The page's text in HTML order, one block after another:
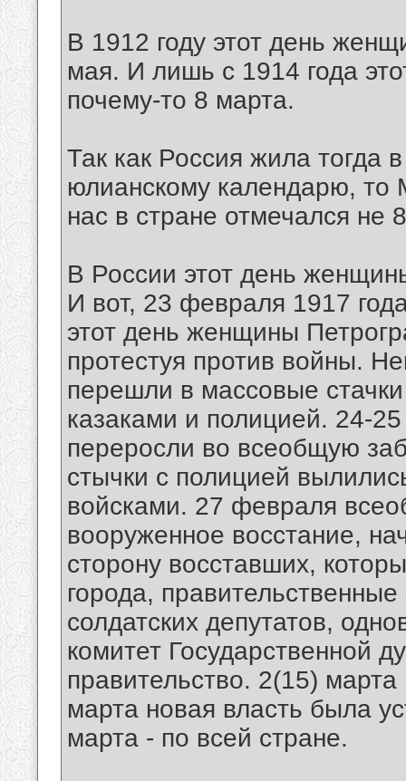
В 1912 году этот день
мая. И лишь с 1914 года
почему-то 8 марта.
Так как Россия жила тогда
юлианскому календарю,
нас в стране отмечался
В России этот день
И вот, 23 февраля 1917
этот день женщины
протестуя против войны.
перешли в массовые
казаками и полицией. 24-
переросли во всеобщую
стычки с полицией
войсками. 27 февраля
вооруженное восстание,
сторону восставших,
города,
солдатских депутатов,
комитет Государственной
правительство. 2(15)
марта новая власть была
марта - по всей стране.